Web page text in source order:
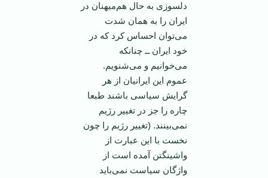
دلسوزی به حال هم‌ميهنان در
ايران را به همان شدت
می‌توان احساس کرد که در
خود ايران ــ چنانکه
می‌خوانيم و می‌شنويم.
عموم اين ايرانيان از هر
گرايش سياسی باشند طبعا
چاره را جز در تغيير رژيم
نمی‌بينند. (تغيير رژيم را چون
نخست با اين عبارت از
واشينگتن آمده است از
واژگان سياست نمی‌بايد